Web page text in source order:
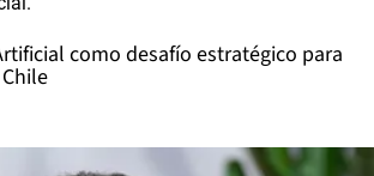
como desafío estratégico para